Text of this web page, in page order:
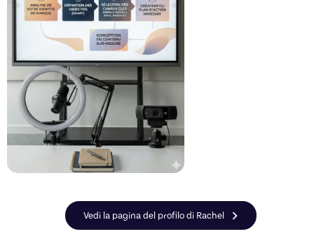
Vedi la pagina del profilo di Rachel